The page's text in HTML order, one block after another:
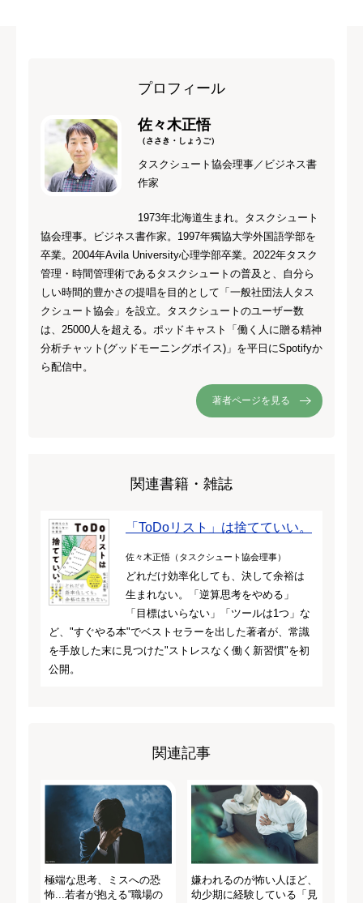
プロフィール
佐々木正悟
（ささき・しょうご）
タスクシュート協会理事／ビジネス書
作家
1973年北海道生まれ。タスクシュート
協会理事。ビジネス書作家。1997年獨協大学外国語学部を
卒業。2004年Avila University心理学部卒業。2022年タスク
管理・時間管理術であるタスクシュートの普及と、自分ら
しい時間的豊かさの提唱を目的として「一般社団法人タス
クシュート協会」を設立。タスクシュートのユーザー数
は、25000人を超える。ポッドキャスト「働く人に贈る精神
分析チャット(グッドモーニングボイス)」を平日にSpotifyか
ら配信中。
著者ページを見る
関連書籍・雑誌
「ToDoリスト」は捨てていい。
佐々木正悟（タスクシュート協会理事）
どれだけ効率化しても、決して余裕は
生まれない。「逆算思考をやめる」
「目標はいらない」「ツールは1つ」な
ど、"すぐやる本"でベストセラーを出した著者が、常識
を手放した末に見つけた"ストレスなく働く新習慣"を初
公開。
関連記事
極端な思考、ミスへの恐
怖...若者が抱える“職場の
嫌われるのが怖い人ほど、
幼少期に経験している「見